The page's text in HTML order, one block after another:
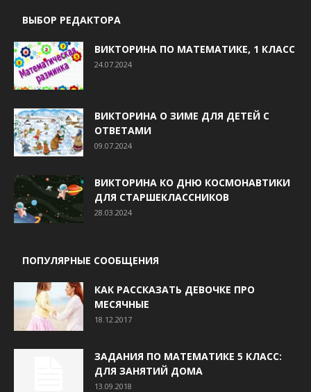
ВЫБОР РЕДАКТОРА
ВИКТОРИНА ПО МАТЕМАТИКЕ, 1 КЛАСС
24.07.2024
ВИКТОРИНА О ЗИМЕ ДЛЯ ДЕТЕЙ С
ОТВЕТАМИ
09.07.2024
ВИКТОРИНА КО ДНЮ КОСМОНАВТИКИ
ДЛЯ СТАРШЕКЛАССНИКОВ
28.03.2024
ПОПУЛЯРНЫЕ СООБЩЕНИЯ
КАК РАССКАЗАТЬ ДЕВОЧКЕ ПРО
МЕСЯЧНЫЕ
18.12.2017
ЗАДАНИЯ ПО МАТЕМАТИКЕ 5 КЛАСС:
ДЛЯ ЗАНЯТИЙ ДОМА
13.09.2018